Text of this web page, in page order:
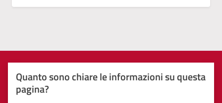
Quanto sono chiare le informazioni su questa
pagina?